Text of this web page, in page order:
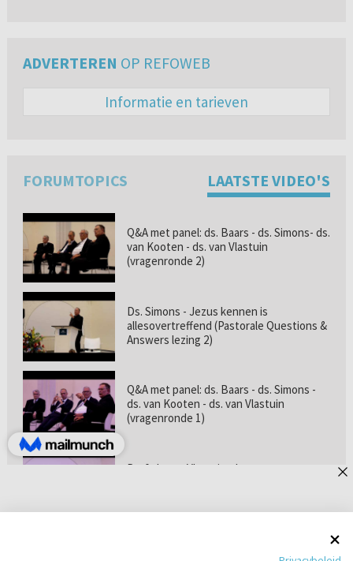
ADVERTEREN OP REFOWEB
Informatie en tarieven
FORUMTOPICS LAATSTE VIDEO'S
Q&A met panel: ds. Baars - ds. Simons- ds.
van Kooten - ds. van Vlastuin
(vragenronde 2)
Ds. Simons - Jezus kennen is
allesovertreffend (Pastorale Questions &
Answers lezing 2)
Q&A met panel: ds. Baars - ds. Simons -
ds. van Kooten - ds. van Vlastuin
(vragenronde 1)
Prof. dr. van Vlastuin - Is